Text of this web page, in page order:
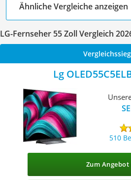
Ähnliche Vergleiche anzeigen
LG-Fernseher 55 Zoll Vergleich
Lg
510
Zum Angebot